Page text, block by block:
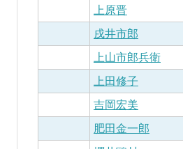
上原晋
戌井市郎
上山市郎兵衛
上田修子
吉岡宏美
肥田金一郎